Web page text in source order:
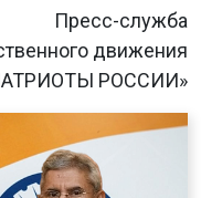
Пресс-служба
движения
РОССИИ»